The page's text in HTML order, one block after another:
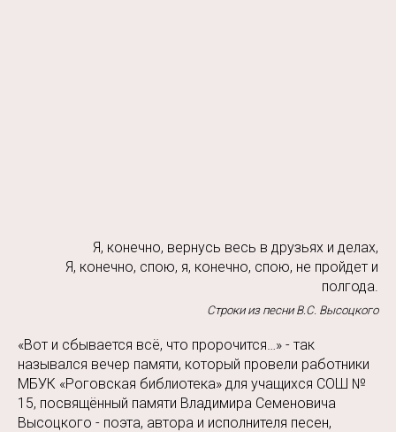
Я, конечно, вернусь весь в друзьях и делах,
Я, конечно, спою, я, конечно, спою, не пройдет и
полгода.
Строки из песни В.С. Высоцкого
«Вот и сбывается всё, что пророчится…» - так
назывался вечер памяти, который провели работники
МБУК «Роговская библиотека» для учащихся СОШ №
15, посвящённый памяти Владимира Семеновича
Высоцкого - поэта, автора и исполнителя песен,